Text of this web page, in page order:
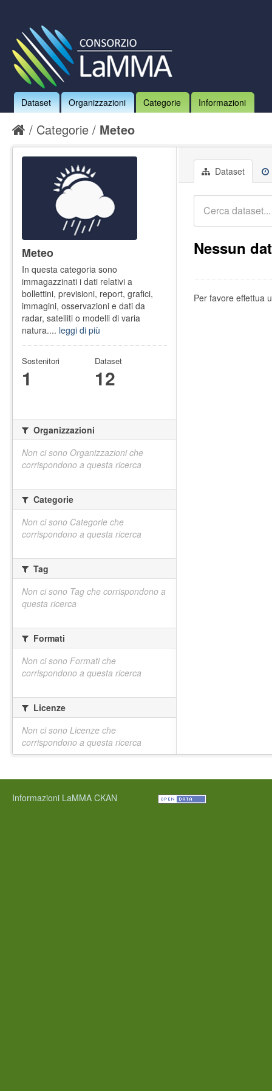
Dataset Organizzazioni Categorie Informazioni
Categorie Meteo
Dataset
Nessun
Per favore effettua
Meteo
In questa categoria sono
immagazzinati i dati relativi a
bollettini, previsioni, report, grafici,
immagini, osservazioni e dati da
radar, satelliti o modelli di varia
natura.... leggi di più
Sostenitori
1
Dataset
12
Organizzazioni
Non ci sono Organizzazioni che
corrispondono a questa ricerca
Categorie
Non ci sono Categorie che
corrispondono a questa ricerca
Tag
Non ci sono Tag che corrispondono a
questa ricerca
Formati
Non ci sono Formati che
corrispondono a questa ricerca
Licenze
Non ci sono Licenze che
corrispondono a questa ricerca
Informazioni LaMMA CKAN